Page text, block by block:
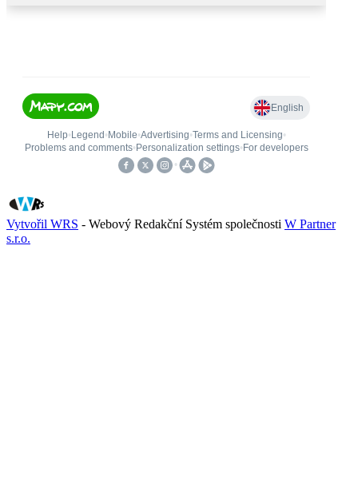
Vytvořil WRS - Webový Redakční Systém společnosti W Partner
s.r.o.